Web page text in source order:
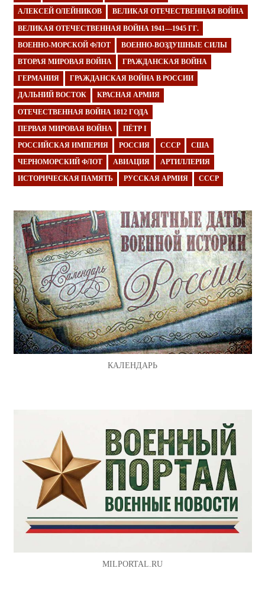
АЛЕКСЕЙ ОЛЕЙНИКОВ ВЕЛИКАЯ ОТЕЧЕСТВЕННАЯ ВОЙНА
ВЕЛИКАЯ ОТЕЧЕСТВЕННАЯ ВОЙНА 1941—1945 ГГ.
ВОЕННО-МОРСКОЙ ФЛОТ ВОЕННО-ВОЗДУШНЫЕ СИЛЫ
ВТОРАЯ МИРОВАЯ ВОЙНА ГРАЖДАНСКАЯ ВОЙНА
ГЕРМАНИЯ ГРАЖДАНСКАЯ ВОЙНА В РОССИИ
ДАЛЬНИЙ ВОСТОК КРАСНАЯ АРМИЯ
ОТЕЧЕСТВЕННАЯ ВОЙНА 1812 ГОДА
ПЕРВАЯ МИРОВАЯ ВОЙНА ПЁТР I
РОССИЙСКАЯ ИМПЕРИЯ РОССИЯ СССР США
ЧЕРНОМОРСКИЙ ФЛОТ АВИАЦИЯ АРТИЛЛЕРИЯ
ИСТОРИЧЕСКАЯ ПАМЯТЬ РУССКАЯ АРМИЯ СССР
КАЛЕНДАРЬ
MILPORTAL.RU